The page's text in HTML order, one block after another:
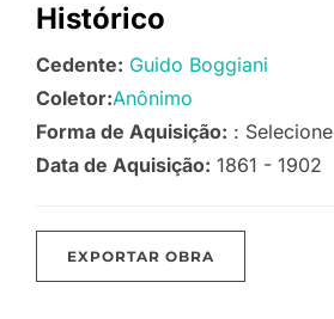
Histórico
Cedente: Guido Boggiani
Coletor:Anônimo
Forma de Aquisição: : Selecione
Data de Aquisição: 1861 - 1902
EXPORTAR OBRA